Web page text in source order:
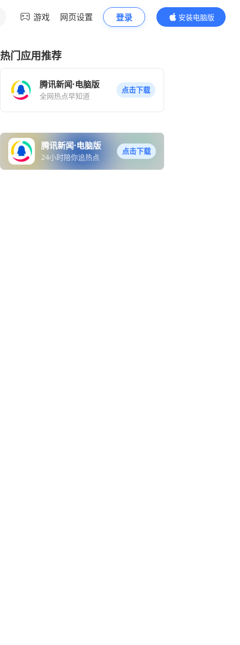
游戏 网页设置 登录
安装电脑版
内容更精彩
热门应用推荐
腾讯新闻·电脑版
全网热点早知道
点击下载
腾讯新闻·电脑版
24小时陪你追热点
点击下载